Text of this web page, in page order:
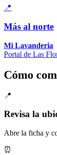
📍
Más al norte
Mi Lavanderia
Portal de Las
Cómo
📍
Revisa la
Abre la ficha y
⏰